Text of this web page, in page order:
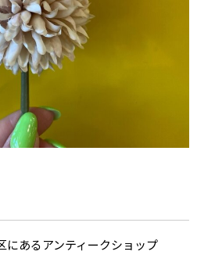
にあるアンティークショップ